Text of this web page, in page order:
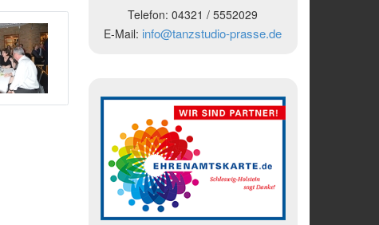
Telefon:04321 /5552029
E-Mail: info@tanzstudio-prasse.de